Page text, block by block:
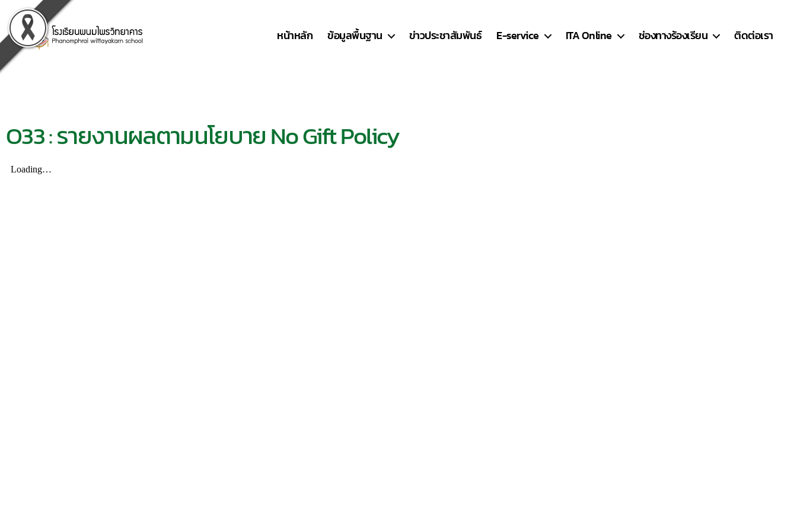
หน้าหลัก ข้อมูลพื้นฐาน ข่าวประชาสัมพันธ์ E-service ITA Online ช่องทางร้องเรียน ติดต่อเรา
O33 : รายงานผลตามนโยบาย No Gift Policy